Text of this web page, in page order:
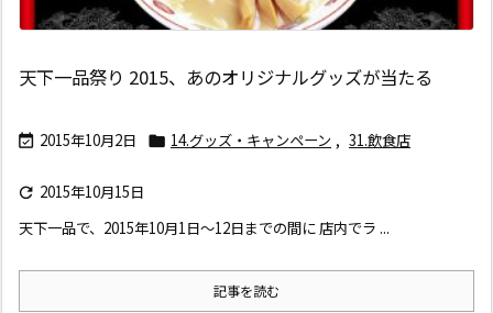
天下一品祭り 2015、あのオリジナルグッズが当たる
 2015年10月2日  14.グッズ・キャンペーン , 31.飲食店
 2015年10月15日
天下一品で、2015年10月1日～12日までの間に 店内でラ ...
記事を読む